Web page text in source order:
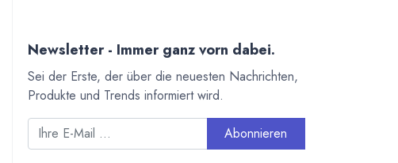
Newsletter - Immer ganz vorn dabei.
Sei der Erste, der über die neuesten Nachrichten,
Produkte und Trends informiert wird.
Abonnieren